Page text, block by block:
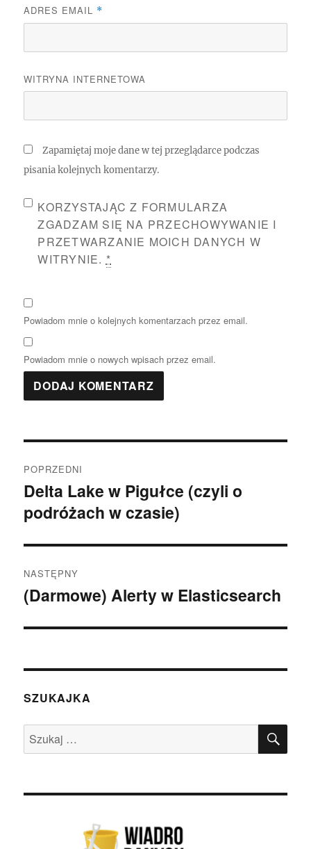
ADRES EMAIL *
WITRYNA INTERNETOWA
Zapamiętaj moje dane w tej przeglądarce podczas
pisania kolejnych komentarzy.
KORZYSTAJĄC Z FORMULARZA
ZGADZAM SIĘ NA PRZECHOWYWANIE I
PRZETWARZANIE MOICH DANYCH W
WITRYNIE. *
Powiadom mnie o kolejnych komentarzach przez email.
Powiadom mnie o nowych wpisach przez email.
wpisu
POPRZEDNI
Poprzedni
wpis:
Delta Lake w Pigułce (czyli o
podróżach w czasie)
NASTĘPNY
Następny
(Darmowe) Alerty w Elasticsearch
SZUKAJKA
Szukaj: